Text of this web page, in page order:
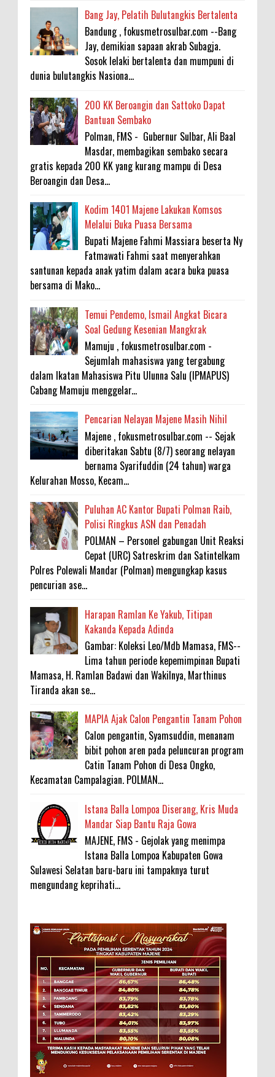
Bang Jay, Pelatih Bulutangkis Bertalenta
Bandung , fokusmetrosulbar.com --Bang
Jay, demikian sapaan akrab Subagja.
Sosok lelaki bertalenta dan mumpuni di
dunia bulutangkis Nasiona...
200 KK Beroangin dan Sattoko Dapat
Bantuan Sembako
Polman, FMS - Gubernur Sulbar, Ali Baal
Masdar, membagikan sembako secara
gratis kepada 200 KK yang kurang mampu di Desa
Beroangin dan Desa...
Kodim 1401 Majene Lakukan Komsos
Melalui Buka Puasa Bersama
Bupati Majene Fahmi Massiara beserta Ny
Fatmawati Fahmi saat menyerahkan
santunan kepada anak yatim dalam acara buka puasa
bersama di Mako...
Temui Pendemo, Ismail Angkat Bicara
Soal Gedung Kesenian Mangkrak
Mamuju , fokusmetrosulbar.com -
Sejumlah mahasiswa yang tergabung
dalam Ikatan Mahasiswa Pitu Ulunna Salu (IPMAPUS)
Cabang Mamuju menggelar...
Pencarian Nelayan Majene Masih Nihil
Majene , fokusmetrosulbar.com -- Sejak
diberitakan Sabtu (8/7) seorang nelayan
bernama Syarifuddin (24 tahun) warga
Kelurahan Mosso, Kecam...
Puluhan AC Kantor Bupati Polman Raib,
Polisi Ringkus ASN dan Penadah
POLMAN – Personel gabungan Unit Reaksi
Cepat (URC) Satreskrim dan Satintelkam
Polres Polewali Mandar (Polman) mengungkap kasus
pencurian ase...
Harapan Ramlan Ke Yakub, Titipan
Kakanda Kepada Adinda
Gambar: Koleksi Leo/Mdb Mamasa, FMS--
Lima tahun periode kepemimpinan Bupati
Mamasa, H. Ramlan Badawi dan Wakilnya, Marthinus
Tiranda akan se...
MAPIA Ajak Calon Pengantin Tanam Pohon
Calon pengantin, Syamsuddin, menanam
bibit pohon aren pada peluncuran program
Catin Tanam Pohon di Desa Ongko,
Kecamatan Campalagian. POLMAN...
Istana Balla Lompoa Diserang, Kris Muda
Mandar Siap Bantu Raja Gowa
MAJENE, FMS - Gejolak yang menimpa
Istana Balla Lompoa Kabupaten Gowa
Sulawesi Selatan baru-baru ini tampaknya turut
mengundang keprihati...